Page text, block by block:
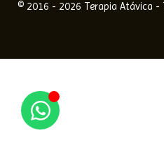
© 2016 - 2026 Terapia Atávica -